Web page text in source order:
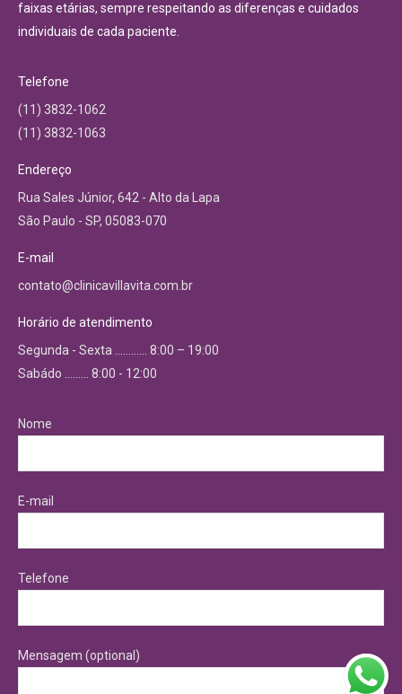
faixas etárias, sempre respeitando as diferenças e cuidados
individuais de cada paciente.
Telefone
(11) 3832-1062
(11) 3832-1063
Endereço
Rua Sales Júnior, 642 - Alto da Lapa
São Paulo - SP, 05083-070
E-mail
contato@clinicavillavita.com.br
Horário de atendimento
Segunda - Sexta ………… 8:00 – 19:00
Sabádo ……… 8:00 - 12:00
Nome
E-mail
Telefone
Mensagem (optional)